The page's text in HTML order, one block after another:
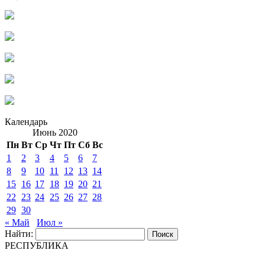
Календарь
Июнь 2020
Пн Вт Ср Чт Пт Сб Вс
1
2 3 4 5 6
7
8
9 10 11 12 13 14
15 16 17 18 19 20 21
22
23 24 25 26 27 28
29 30
« Май
Июл »
Найти:
РЕСПУБЛИКА